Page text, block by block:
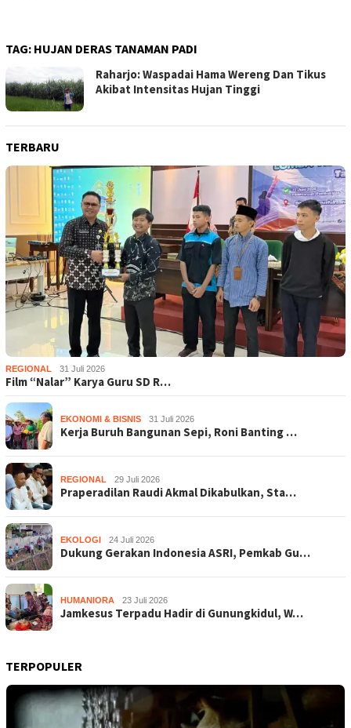
TAG: HUJAN DERAS TANAMAN PADI
Raharjo: Waspadai Hama Wereng Dan Tikus
Akibat Intensitas Hujan Tinggi
TERBARU
REGIONAL 31 Juli 2026
Film “Nalar” Karya Guru SD R…
EKONOMI & BISNIS 31 Juli 2026
Kerja Buruh Bangunan Sepi, Roni Banting …
REGIONAL 29 Juli 2026
Praperadilan Raudi Akmal Dikabulkan, Sta…
EKOLOGI 24 Juli 2026
Dukung Gerakan Indonesia ASRI, Pemkab Gu…
HUMANIORA 23 Juli 2026
Jamkesus Terpadu Hadir di Gunungkidul, W…
TERPOPULER